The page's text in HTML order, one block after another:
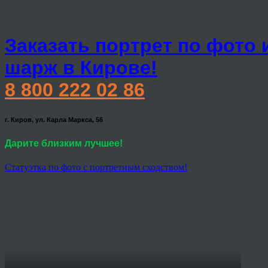
Заказать портрет по фото
шарж в Кирове!
8 800 222 02 86
г. Киров, ул. Карла Маркса, 56
Дарите близким лучшее!
Статуэтка по фото с портретным сходством!